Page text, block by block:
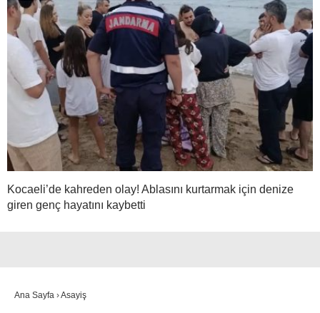
Kocaeli’de kahreden olay! Ablasını kurtarmak için denize
giren genç hayatını kaybetti
Ana Sayfa ›Asayiş